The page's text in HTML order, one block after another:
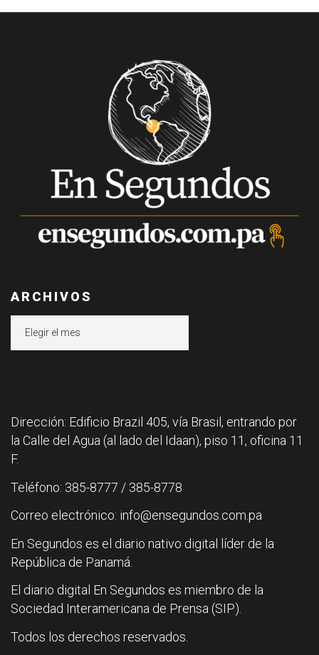
ARCHIVOS
Dirección: Edificio Brazil 405, vía Brasil, entrando por
la Calle del Agua (al lado del Idaan), piso 11, oficina 11
F.
Teléfono: 385-8777 / 385-8778
Correo electrónico: info@ensegundos.com.pa
En Segundos es el diario nativo digital líder de la
República de Panamá.
El diario digital En Segundos es miembro de la
Sociedad Interamericana de Prensa (SIP).
Todos los derechos reservados.